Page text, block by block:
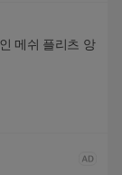
메쉬 플리츠 앙